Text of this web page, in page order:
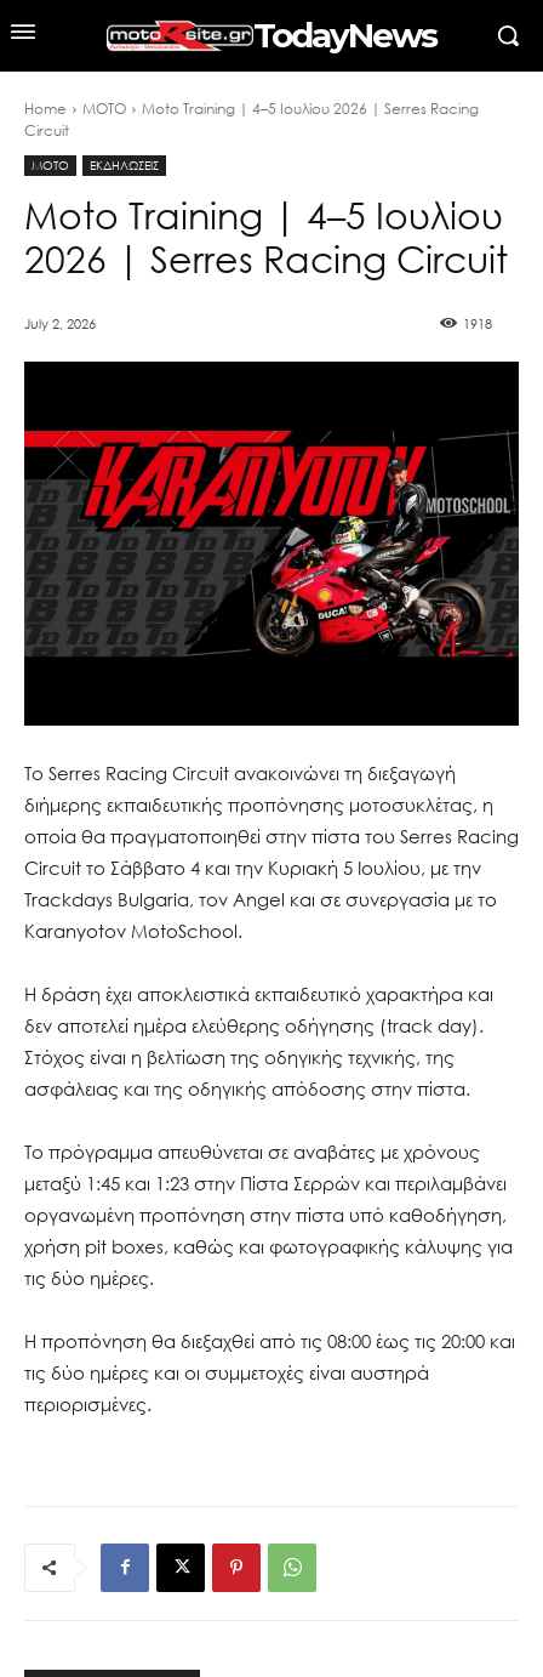
TodayNews
Home MOTO
Moto Training | 4–5 Ιουλίου 2026 | Serres Racing
Circuit
MOTO ΕΚΔΗΛΩΣΕΙΣ
Moto Training | 4–5 Ιουλίου
2026 | Serres Racing Circuit
July 2, 2026 1918
Το Serres Racing Circuit ανακοινώνει τη διεξαγωγή
διήμερης εκπαιδευτικής προπόνησης μοτοσυκλέτας, η
οποία θα πραγματοποιηθεί στην πίστα του Serres Racing
Circuit το Σάββατο 4 και την Κυριακή 5 Ιουλίου, με την
Trackdays Bulgaria, τον Angel και σε συνεργασία με το
Karanyotov MotoSchool.
Η δράση έχει αποκλειστικά εκπαιδευτικό χαρακτήρα και
δεν αποτελεί ημέρα ελεύθερης οδήγησης (track day).
Στόχος είναι η βελτίωση της οδηγικής τεχνικής, της
ασφάλειας και της οδηγικής απόδοσης στην πίστα.
Το πρόγραμμα απευθύνεται σε αναβάτες με χρόνους
μεταξύ 1:45 και 1:23 στην Πίστα Σερρών και περιλαμβάνει
οργανωμένη προπόνηση στην πίστα υπό καθοδήγηση,
χρήση pit boxes, καθώς και φωτογραφικής κάλυψης για
τις δύο ημέρες.
Η προπόνηση θα διεξαχθεί από τις 08:00 έως τις 20:00 και
τις δύο ημέρες και οι συμμετοχές είναι αυστηρά
περιορισμένες.